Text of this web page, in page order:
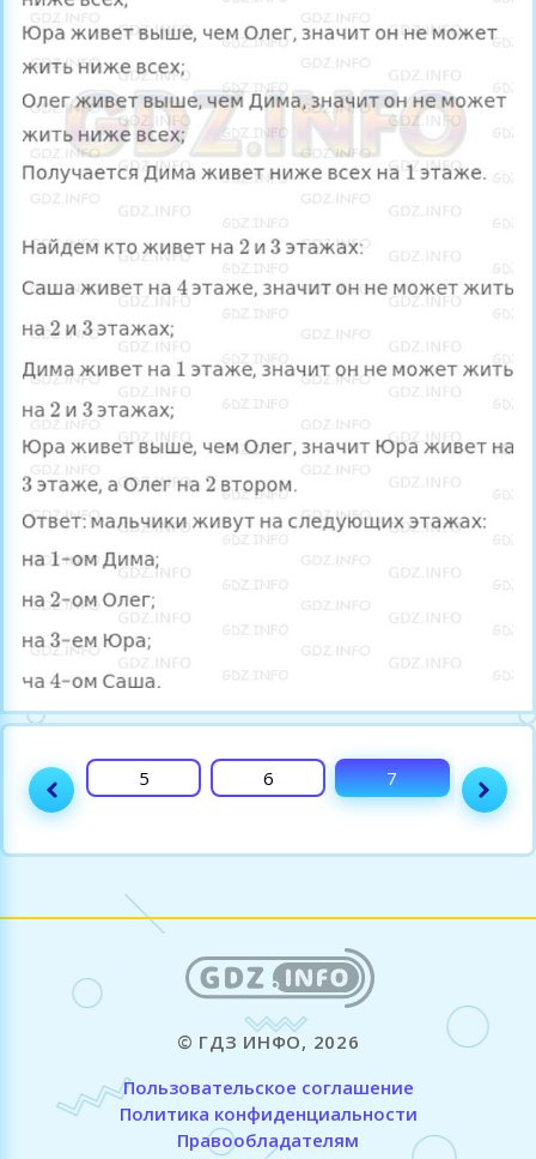
5 6 7
© ГДЗ ИНФО, 2026
Пользовательское соглашение
Политика конфиденциальности
Правообладателям